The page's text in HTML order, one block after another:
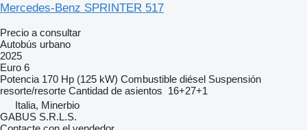
Mercedes-Benz SPRINTER 517
Precio a consultar
Autobús urbano
2025
Euro 6
Potencia 170 Hp (125 kW) Combustible diésel Suspensión
resorte/resorte Cantidad de asientos 16+27+1
Italia, Minerbio
GABUS S.R.L.S.